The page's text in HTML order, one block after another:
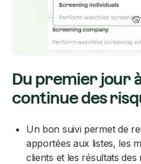
Du premier jour
continue des
Un bon suivi permet de
apportées aux listes, les
clients et les résultats